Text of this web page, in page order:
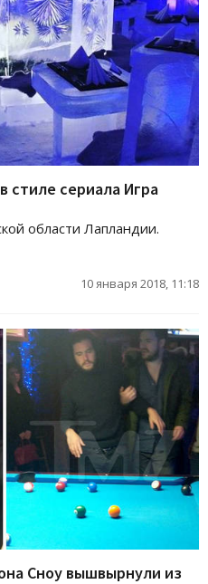
стиле сериала Игра
области Лапландии.
10 января 2018, 11:18
Сноу вышвырнули из